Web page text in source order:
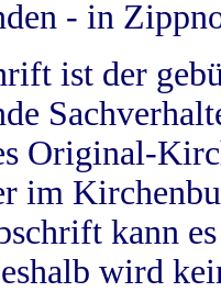
- in
ist der
Original-
im
kann
wird